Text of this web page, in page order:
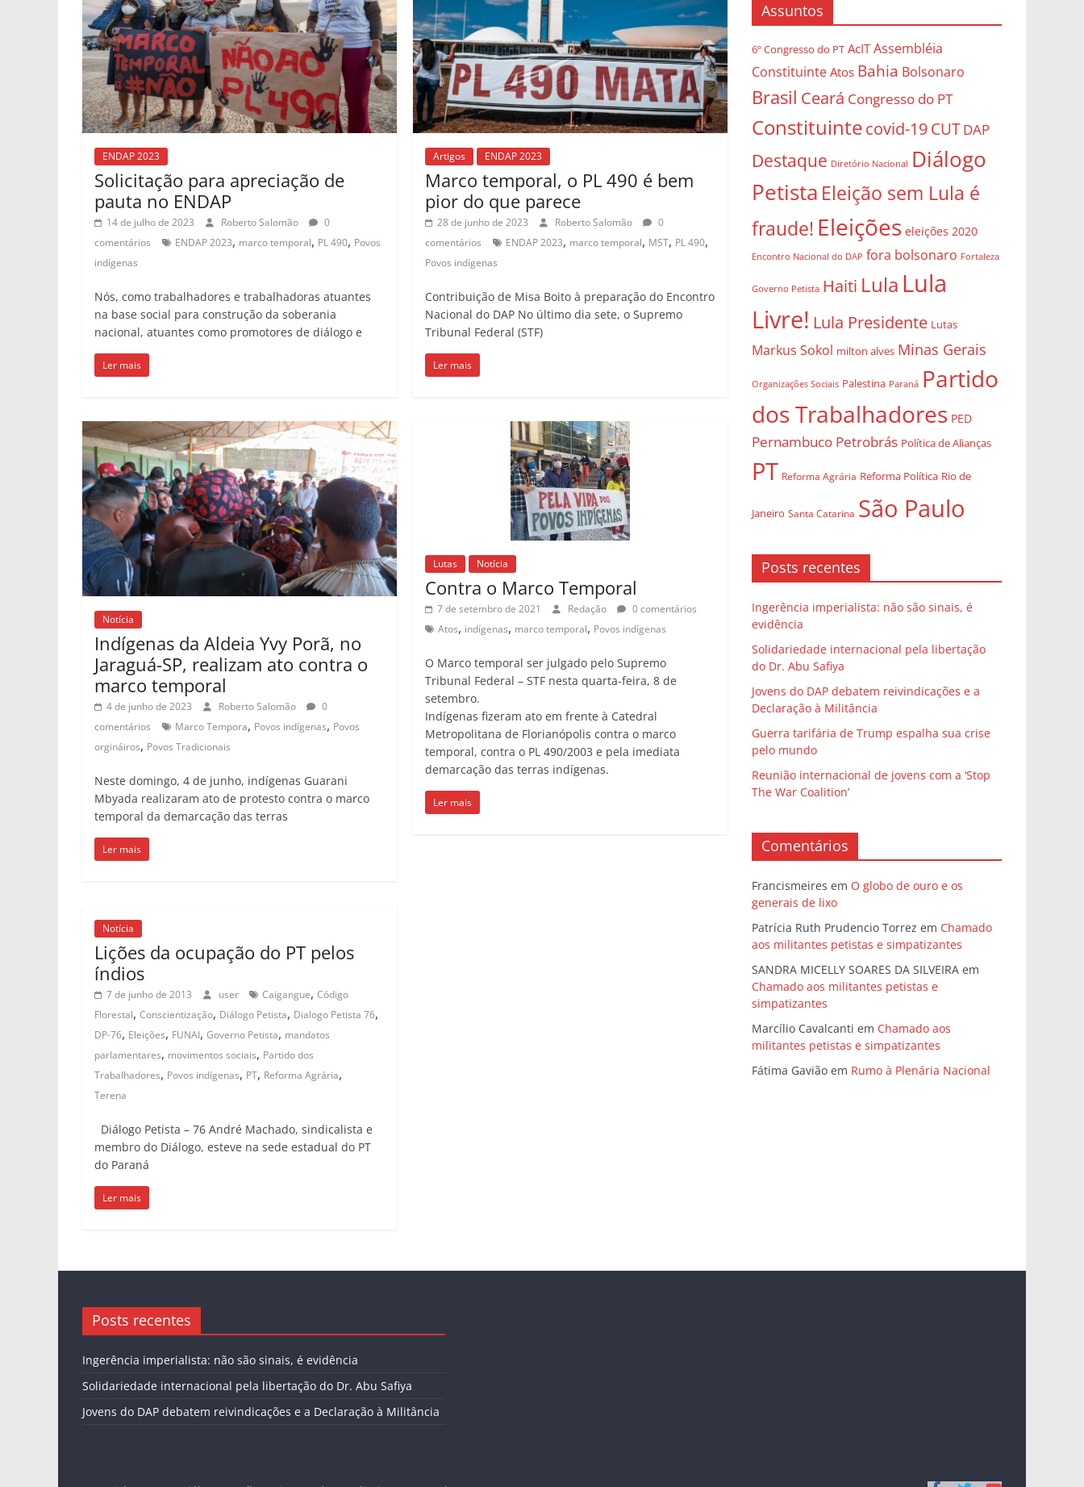
ENDAP 2023
Solicitação para apreciação de
pauta no ENDAP
14 de julho de 2023 Roberto Salomão
0
comentários
ENDAP 2023, marco temporal, PL 490, Povos
indígenas
Nós, como trabalhadores e trabalhadoras atuantes
na base social para construção da soberania
nacional, atuantes como promotores de diálogo e
Ler mais
Artigos ENDAP 2023
Marco temporal, o PL 490 é bem
pior do que parece
28 de junho de 2023 Roberto Salomão
0
comentários
ENDAP 2023, marco temporal, MST, PL 490,
Povos indígenas
Contribuição de Misa Boito à preparação do Encontro
Nacional do DAP No último dia sete, o Supremo
Tribunal Federal (STF)
Ler mais
Notícia
Indígenas da Aldeia Yvy Porã, no
Jaraguá-SP, realizam ato contra o
marco temporal
4 de junho de 2023 Roberto Salomão
0
comentários
Marco Tempora, Povos indígenas, Povos
orgináiros, Povos Tradicionais
Neste domingo, 4 de junho, indígenas Guarani
Mbyada realizaram ato de protesto contra o marco
temporal da demarcação das terras
Ler mais
Lutas Notícia
Contra o Marco Temporal
7 de setembro de 2021 Redação
0 comentários
Atos, indígenas, marco temporal, Povos indígenas
O Marco temporal ser julgado pelo Supremo
Tribunal Federal – STF nesta quarta-feira, 8 de
setembro.
Indígenas fizeram ato em frente à Catedral
Metropolitana de Florianópolis contra o marco
temporal, contra o PL 490/2003 e pela imediata
demarcação das terras indígenas.
Ler mais
Notícia
Lições da ocupação do PT pelos
índios
7 de junho de 2013 user Caigangue, Código
Florestal, Conscientização, Diálogo Petista, Dialogo Petista 76,
DP-76, Eleições, FUNAI, Governo Petista, mandatos
parlamentares, movimentos sociais, Partido dos
Trabalhadores, Povos indígenas, PT, Reforma Agrária,
Terena
Diálogo Petista – 76 André Machado, sindicalista e
membro do Diálogo, esteve na sede estadual do PT
do Paraná
Ler mais
Assuntos
6º Congresso do PT AcIT Assembléia
Constituinte Atos Bahia Bolsonaro
Brasil Ceará Congresso do PT
Constituintecovid-19CUT DAP
Destaque Diretório Nacional Diálogo
Petista Eleição sem Lula é
fraude! Eleições eleições 2020
Encontro Nacional do DAP fora bolsonaro Fortaleza
Governo Petista Haiti Lula Lula
Livre! Lula Presidente Lutas
Markus Sokol milton alves Minas Gerais
Organizações Sociais Palestina Paraná Partido
dos Trabalhadores PED
Pernambuco Petrobrás Política de Alianças
PT Reforma Agrária Reforma Política Rio de
Janeiro Santa Catarina São Paulo
Posts recentes
Ingerência imperialista: não são sinais, é
evidência
Solidariedade internacional pela libertação
do Dr. Abu Safiya
Jovens do DAP debatem reivindicações e a
Declaração à Militância
Guerra tarifária de Trump espalha sua crise
pelo mundo
Reunião internacional de jovens com a ‘Stop
The War Coalition’
Comentários
Francismeires em O globo de ouro e os
generais de lixo
Patrícia Ruth Prudencio Torrez em Chamado
aos militantes petistas e simpatizantes
SANDRA MICELLY SOARES DA SILVEIRA em
Chamado aos militantes petistas e
simpatizantes
Marcílio Cavalcanti em Chamado aos
militantes petistas e simpatizantes
Fátima Gavião em Rumo à Plenária Nacional
Posts recentes
Ingerência imperialista: não são sinais, é evidência
Solidariedade internacional pela libertação do Dr. Abu Safiya
Jovens do DAP debatem reivindicações e a Declaração à Militância